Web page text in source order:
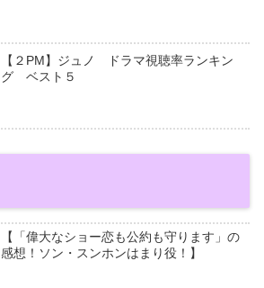
【２PM】ジュノ ドラマ視聴率ランキン
グ ベスト５
【「偉大なショー恋も公約も守ります」の
感想！ソン・スンホンはまり役！】